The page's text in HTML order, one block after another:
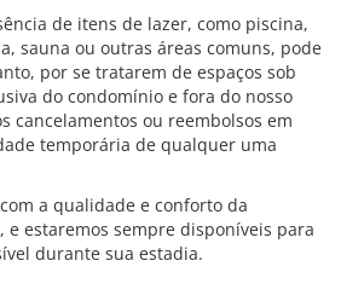
de itens de lazer, como piscina,
sauna ou outras áreas comuns, pode
por se tratarem de espaços sob
do condomínio e fora do nosso
cancelamentos ou reembolsos em
temporária de qualquer uma
a qualidade e conforto da
e estaremos sempre disponíveis para
durante sua estadia.